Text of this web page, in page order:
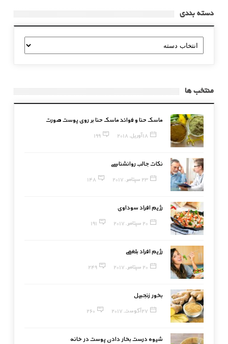
دسته بندی
دسته
بندی
منتخب ها
ماسک حنا و فوائد ماسک حنا بر روی پوست صورت
18 آوریل, 2018 199
نکات جالب روانشناسی
23 سپتامبر, 2017 148
رژیم افراد سوداوی
20 سپتامبر, 2017 191
رژیم افراد بلغمی
20 سپتامبر, 2017 249
بخور زنجبیل
27 آگوست, 2017 260
شیوه درست بخار دادن پوست در خانه